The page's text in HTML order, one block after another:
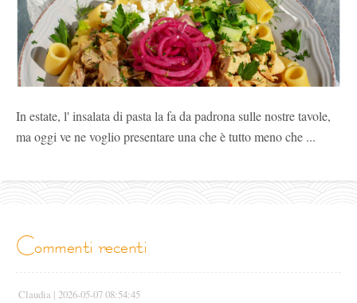
In estate, l' insalata di pasta la fa da padrona sulle nostre tavole,
ma oggi ve ne voglio presentare una che è tutto meno che ...
commenti recenti
Claudia | 2026-05-07 08:54:45